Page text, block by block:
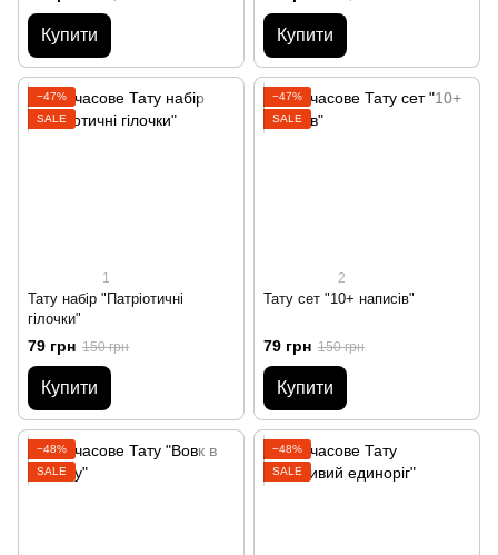
Купити Купити
−47%
SALE
1
Тату набір "Патріотичні
гілочки"
79 грн 150 грн
Купити
−47%
SALE
2
Тату сет "10+ написів"
79 грн 150 грн
Купити
−48%
SALE
−48%
SALE